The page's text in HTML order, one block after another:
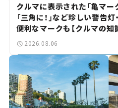
クルマに表示された「亀マー
「三角に！」など珍しい警告
便利なマークも【クルマの知
2026.08.06